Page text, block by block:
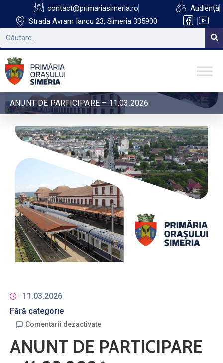
contact@primariasimeria.ro
Strada Avram Iancu 23, Simeria 335900
Audiență
ANUNT DE PARTICIPARE – 11.03.2026
11.03.2026
Fără categorie
Comentarii dezactivate
ANUNT DE PARTICIPARE